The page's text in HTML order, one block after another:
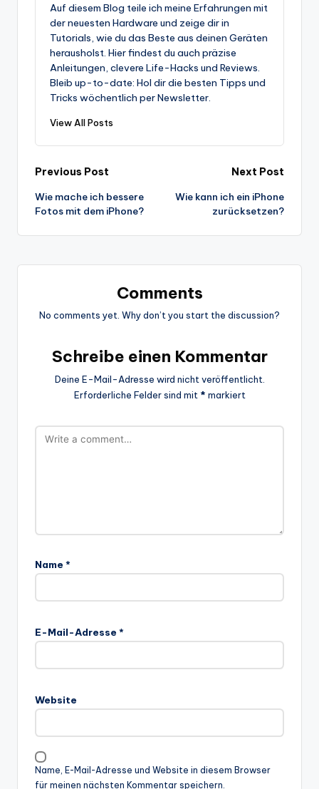
Auf diesem Blog teile ich meine Erfahrungen mit
der neuesten Hardware und zeige dir in
Tutorials, wie du das Beste aus deinen Geräten
herausholst. Hier findest du auch präzise
Anleitungen, clevere Life-Hacks und Reviews.
Bleib up-to-date: Hol dir die besten Tipps und
Tricks wöchentlich per Newsletter.
View All Posts
Post
navigation
Previous Post
Wie mache ich bessere
Fotos mit dem iPhone?
Next Post
Wie kann ich ein iPhone
zurücksetzen?
Comments
No comments yet. Why don’t you start the discussion?
Schreibe einen Kommentar
Deine E-Mail-Adresse wird nicht veröffentlicht.
Erforderliche Felder sind mit * markiert
Name *
E-Mail-Adresse *
Website
Name, E-Mail-Adresse und Website in diesem Browser
für meinen nächsten Kommentar speichern.